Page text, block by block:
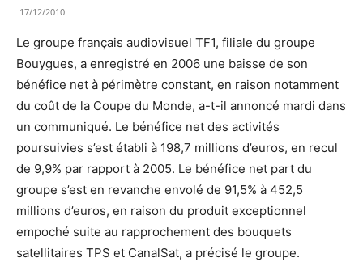
17/12/2010
Le groupe français audiovisuel TF1, filiale du groupe
Bouygues, a enregistré en 2006 une baisse de son
bénéfice net à périmètre constant, en raison notamment
du coût de la Coupe du Monde, a-t-il annoncé mardi dans
un communiqué. Le bénéfice net des activités
poursuivies s’est établi à 198,7 millions d’euros, en recul
de 9,9% par rapport à 2005. Le bénéfice net part du
groupe s’est en revanche envolé de 91,5% à 452,5
millions d’euros, en raison du produit exceptionnel
empoché suite au rapprochement des bouquets
satellitaires TPS et CanalSat, a précisé le groupe.